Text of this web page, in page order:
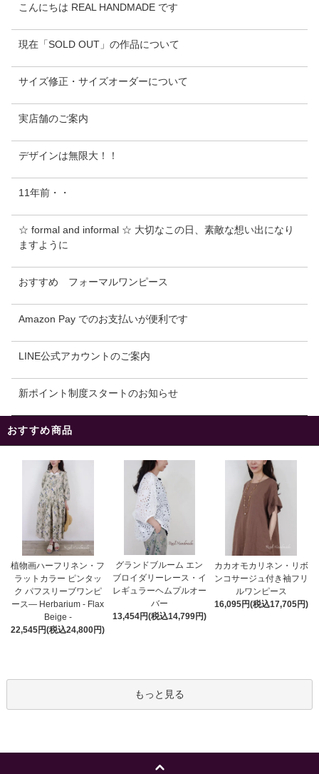
こんにちは REAL HANDMADE です
現在「SOLD OUT」の作品について
サイズ修正・サイズオーダーについて
実店舗のご案内
デザインは無限大！！
11年前・・
☆ formal and informal ☆ 大切なこの日、素敵な想い出になり
ますように
おすすめ フォーマルワンピース
Amazon Pay でのお支払いが便利です
LINE公式アカウントのご案内
新ポイント制度スタートのお知らせ
おすすめ商品
植物画ハーフリネン・フ
ラットカラー ピンタッ
ク パフスリーブワンピ
ース― Herbarium - Flax
Beige -
22,545円(税込24,800円)
グランドブルーム エン
ブロイダリーレース・イ
レギュラーヘムプルオー
バー
13,454円(税込14,799円)
カカオモカリネン・リボ
ンコサージュ付き袖フリ
ルワンピース
16,095円(税込17,705円)
もっと見る